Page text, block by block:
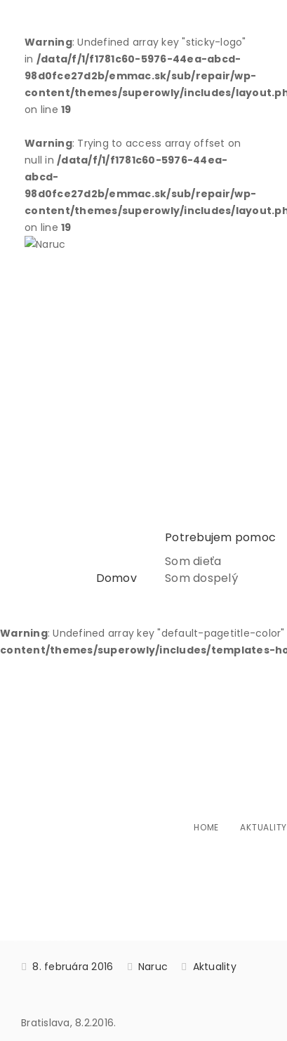
Warning: Undefined array key "sticky-logo"
in /data/f/1/f1781c60-5976-44ea-abcd-
98d0fce27d2b/emmac.sk/sub/repair/wp-
content/themes/superowly/includes/
on line 19
Warning: Trying to access array offset on
null in /data/f/1/f1781c60-5976-44ea-
abcd-
98d0fce27d2b/emmac.sk/sub/repair/wp-
content/themes/superowly/includes/
on line 19
Domov
Potrebujem pomoc
Som dieťa
Som dospelý
Warning: Undefined array key "default-pagetitle-color"
content/themes/superowly/includes/templates-
HOME AKTUALITY
8. februára 2016 Naruc Aktuality
Bratislava, 8.2.2016.